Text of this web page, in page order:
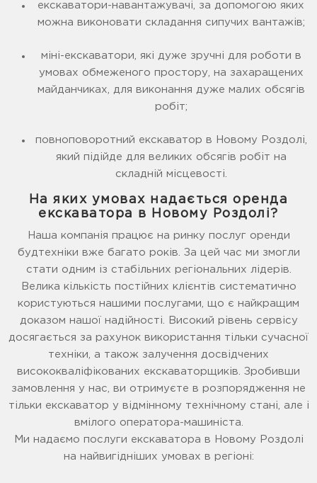
екскаватори-навантажувачі, за допомогою яких
можна виконовати складання сипучих вантажів;
міні-екскаватори, які дуже зручні для роботи в
умовах обмеженого простору, на захаращених
майданчиках, для виконання дуже малих обсягів
робіт;
повноповоротний екскаватор в Новому Роздолі,
який підійде для великих обсягів робіт на
складній місцевості.
На яких умовах надається оренда
екскаватора в Новому Роздолі?
Наша компанія працює на ринку послуг оренди
будтехніки вже багато років. За цей час ми змогли
стати одним із стабільних регіональних лідерів.
Велика кількість постійних клієнтів систематично
користуються нашими послугами, що є найкращим
доказом нашої надійності. Високий рівень сервісу
досягається за рахунок використання тільки сучасної
техніки, а також залучення досвідчених
висококваліфікованих екскаваторщиків. Зробивши
замовлення у нас, ви отримуєте в розпорядження не
тільки екскаватор у відмінному технічному стані, але і
вмілого оператора-машиніста.
Ми надаємо послуги екскаватора в Новому Роздолі
на найвигідніших умовах в регіоні: